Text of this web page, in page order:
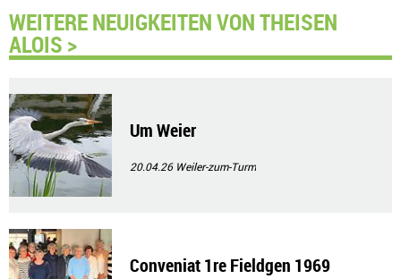
WEITERE NEUIGKEITEN VON THEISEN
ALOIS >
Um Weier
20.04.26 Weiler-zum-Turm
Conveniat 1re Fieldgen 1969